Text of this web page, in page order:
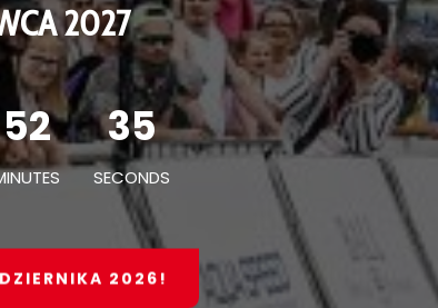
2027
52 33
SECONDS
2026!